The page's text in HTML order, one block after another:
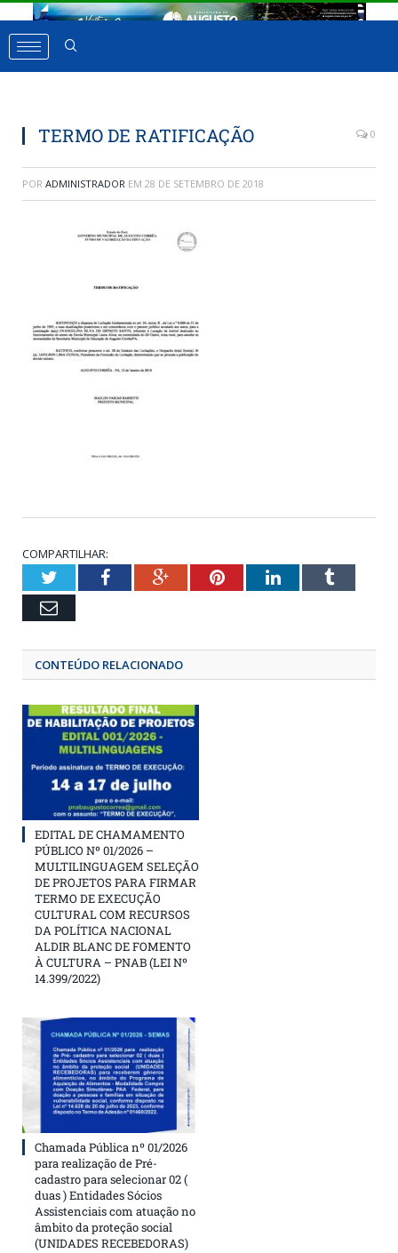
TERMO DE RATIFICAÇÃO 0
POR ADMINISTRADOR EM 28 DE SETEMBRO DE 2018
COMPARTILHAR:
TwitterFacebookGoogle+Pinterest
LinkedIn
Email
CONTEÚDO RELACIONADO
EDITAL DE CHAMAMENTO
PÚBLICO Nº 01/2026 –
MULTILINGUAGEM SELEÇÃO
DE PROJETOS PARA FIRMAR
TERMO DE EXECUÇÃO
CULTURAL COM RECURSOS
DA POLÍTICA NACIONAL
ALDIR BLANC DE FOMENTO
À CULTURA – PNAB (LEI Nº
14.399/2022)
Chamada Pública nº 01/2026
para realização de Pré-
cadastro para selecionar 02 (
duas ) Entidades Sócios
Assistenciais com atuação no
âmbito da proteção social
(UNIDADES RECEBEDORAS)